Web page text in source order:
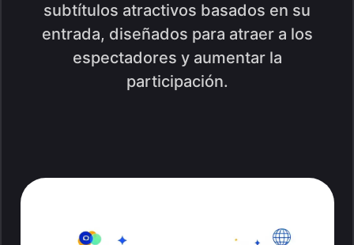
subtítulos atractivos basados en su
entrada, diseñados para atraer a los
espectadores y aumentar la
participación.